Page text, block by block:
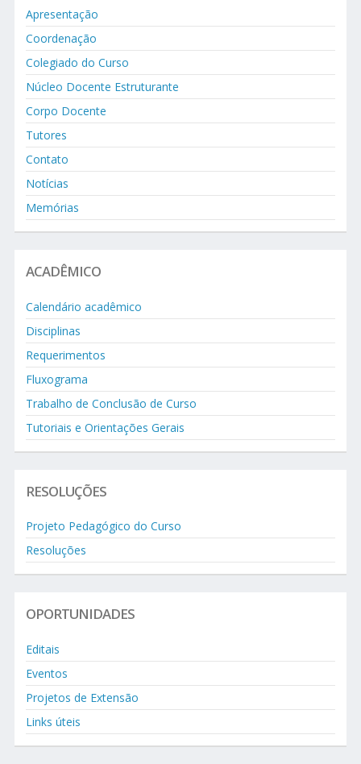
Apresentação
Coordenação
Colegiado do Curso
Núcleo Docente Estruturante
Corpo Docente
Tutores
Contato
Notícias
Memórias
ACADÊMICO
Calendário acadêmico
Disciplinas
Requerimentos
Fluxograma
Trabalho de Conclusão de Curso
Tutoriais e Orientações Gerais
RESOLUÇÕES
Projeto Pedagógico do Curso
Resoluções
OPORTUNIDADES
Editais
Eventos
Projetos de Extensão
Links úteis